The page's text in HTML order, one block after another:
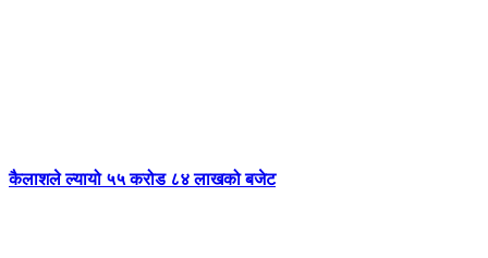
कैलाशले ल्यायो ५५ करोड ८४ लाखको बजेट